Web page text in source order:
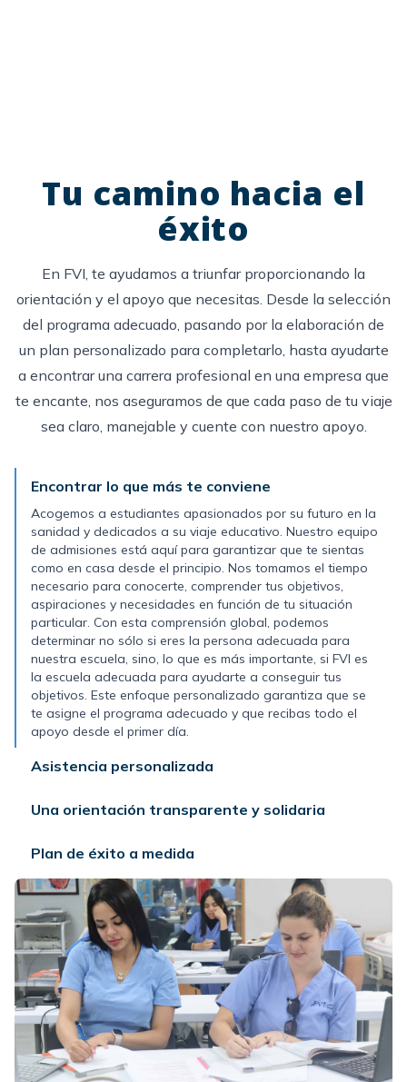
Tu camino hacia el
éxito
En FVI, te ayudamos a triunfar proporcionando la
orientación y el apoyo que necesitas. Desde la selección
del programa adecuado, pasando por la elaboración de
un plan personalizado para completarlo, hasta ayudarte
a encontrar una carrera profesional en una empresa que
te encante, nos aseguramos de que cada paso de tu viaje
sea claro, manejable y cuente con nuestro apoyo.
Encontrar lo que más te conviene
Acogemos a estudiantes apasionados por su futuro en la
sanidad y dedicados a su viaje educativo. Nuestro equipo
de admisiones está aquí para garantizar que te sientas
como en casa desde el principio. Nos tomamos el tiempo
necesario para conocerte, comprender tus objetivos,
aspiraciones y necesidades en función de tu situación
particular. Con esta comprensión global, podemos
determinar no sólo si eres la persona adecuada para
nuestra escuela, sino, lo que es más importante, si FVI es
la escuela adecuada para ayudarte a conseguir tus
objetivos. Este enfoque personalizado garantiza que se
te asigne el programa adecuado y que recibas todo el
apoyo desde el primer día.
Asistencia personalizada
Una orientación transparente y solidaria
Plan de éxito a medida